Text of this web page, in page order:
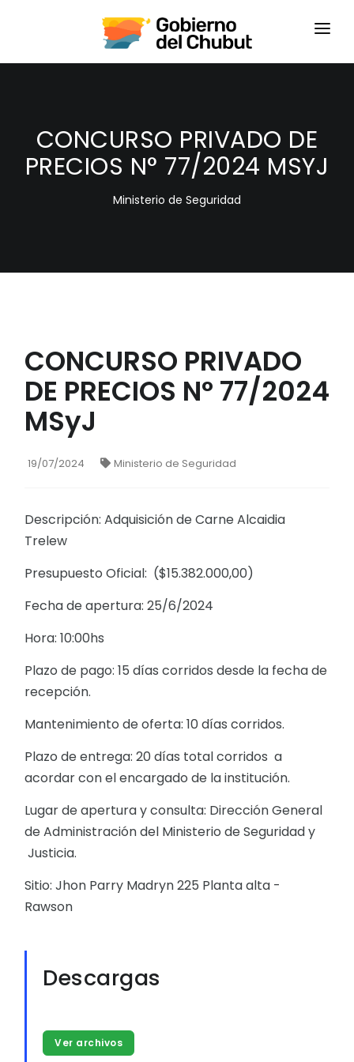
HOME
CONCURSO PRIVADO DE
PRECIOS N° 77/2024 MSYJ
Ministerio de Seguridad
CONCURSO PRIVADO
DE PRECIOS N° 77/2024
MSyJ
19/07/2024 Ministerio de Seguridad
Descripción: Adquisición de Carne Alcaidia
Trelew
Presupuesto Oficial: ($15.382.000,00)
Fecha de apertura: 25/6/2024
Hora: 10:00hs
Plazo de pago: 15 días corridos desde la fecha de
recepción.
Mantenimiento de oferta: 10 días corridos.
Plazo de entrega: 20 días total corridos a
acordar con el encargado de la institución.
Lugar de apertura y consulta: Dirección General
de Administración del Ministerio de Seguridad y
Justicia.
Sitio: Jhon Parry Madryn 225 Planta alta -
Rawson
Descargas
Ver archivos